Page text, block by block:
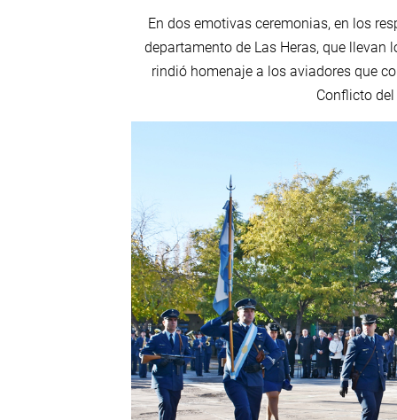
En dos emotivas ceremonias, en los
departamento de Las Heras, que llevan
rindió homenaje a los aviadores que
Conflicto